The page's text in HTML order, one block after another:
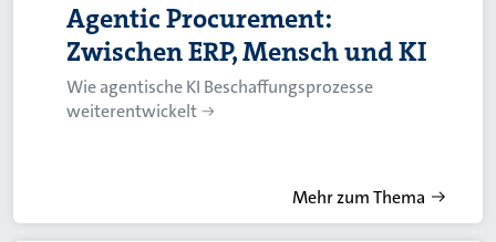
Agentic Procurement:
Zwischen ERP, Mensch und KI
Wie agentische KI Beschaffungsprozesse
weiterentwickelt
Mehr zum Thema